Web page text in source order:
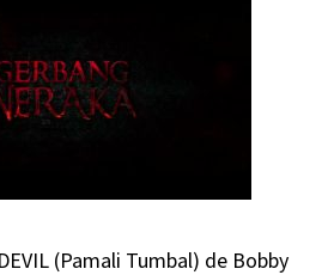
(Pamali Tumbal) de Bobby